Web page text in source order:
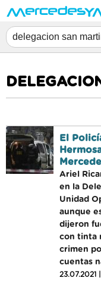
El
Ariel
en la
Unidad
aunque
dijeron
con tinta
crimen
cuentas
23.07.2021 |